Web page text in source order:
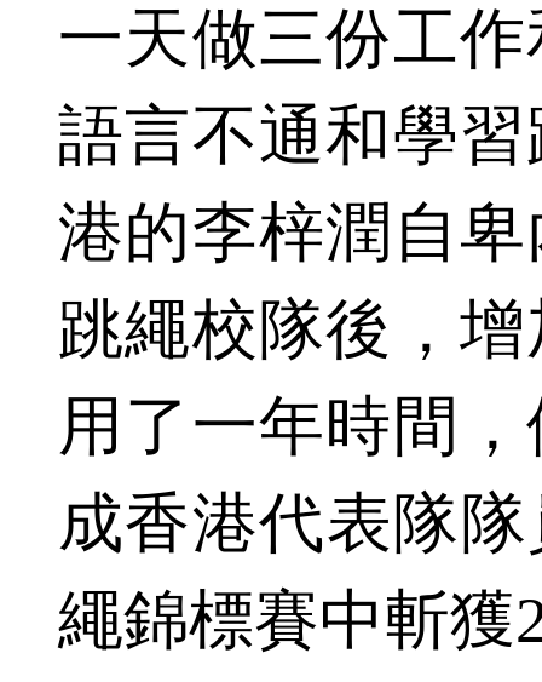
一天做三份工
語言不通和學
港的李梓潤自
跳繩校隊後，
用了一年時間
成香港代表隊
繩錦標賽中斬獲